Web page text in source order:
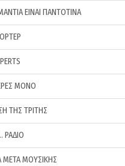
ΕΙΝΑΙ ΠΑΝΤΟΤΙΝΑ
ΜΟΝΟ
ΤΗΣ ΤΡΙΤΗΣ
ΡΑΔΙΟ
ΜΟΥΣΙΚΗΣ